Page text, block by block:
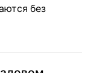
без